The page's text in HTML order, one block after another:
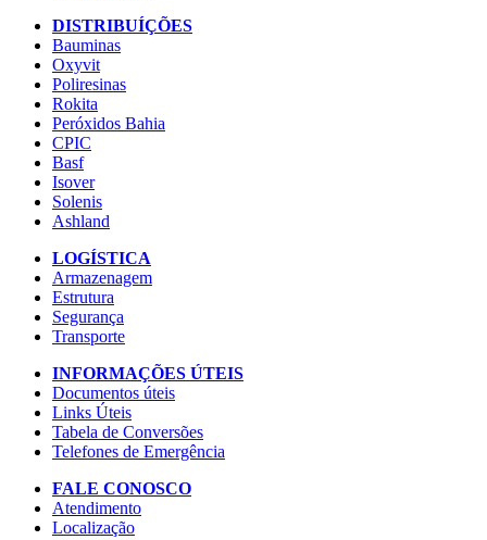
DISTRIBUÍÇÕES
Bauminas
Oxyvit
Poliresinas
Rokita
Peróxidos Bahia
CPIC
Basf
Isover
Solenis
Ashland
LOGÍSTICA
Armazenagem
Estrutura
Segurança
Transporte
INFORMAÇÕES ÚTEIS
Documentos úteis
Links Úteis
Tabela de Conversões
Telefones de Emergência
FALE CONOSCO
Atendimento
Localização